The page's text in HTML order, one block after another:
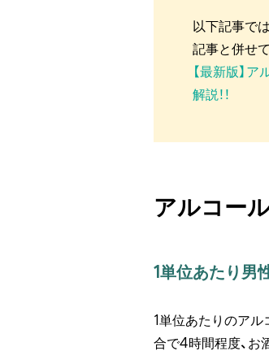
以下記事で
記事と併せ
【最新版】
解説！！
アルコー
1単位あたり男
1単位あたりのアル
合で4時間程度、お